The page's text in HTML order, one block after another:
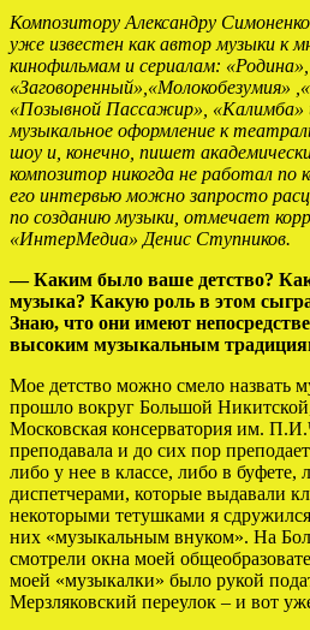
Композитору Александру
уже известен как автор музыки к
кинофильмам и сериалам:
«Заговоренный»,«Молокобезумия»
«Позывной Пассажир», «Калимба»
музыкальное оформление к
шоу и, конечно, пишет
композитор никогда не работал по
его интервью можно запросто
по созданию музыки, отмечает
«ИнтерМедиа» Денис Ступников.
— Каким было ваше детство?
музыка? Какую роль в этом
Знаю, что они имеют
высоким музыкальным
Мое детство можно смело назвать
прошло вокруг Большой Никитской,
Московская консерватория им.
преподавала и до сих пор
либо у нее в классе, либо в буфете,
диспетчерами, которые выдавали
некоторыми тетушками я
них «музыкальным внуком». На
смотрели окна моей
моей «музыкалки» было рукой
Мерзляковский переулок – и вот